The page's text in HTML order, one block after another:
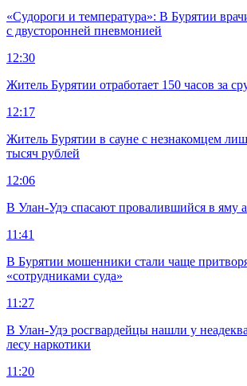
«Судороги и температура»: В Бурятии
с двусторонней пневмонией
12:30
Житель Бурятии отработает 150 часов за
12:17
Житель Бурятии в сауне с незнакомцем
тысяч рублей
12:06
В Улан-Удэ спасают провалившийся в яму
11:41
В Бурятии мошенники стали чаще
«сотрудниками суда»
11:27
В Улан-Удэ росгвардейцы нашли у
лесу наркотики
11:20